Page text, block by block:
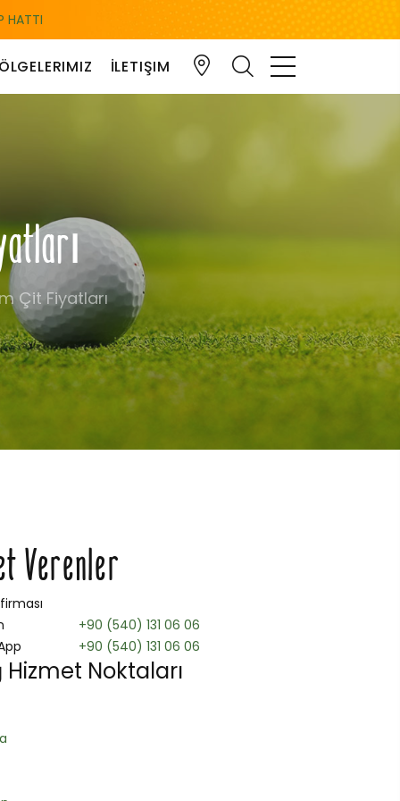
HATTI
İLETIŞIM
Çit Fiyatları
Verenler
+90 (540) 131 06 06
+90 (540) 131 06 06
Hizmet Noktaları